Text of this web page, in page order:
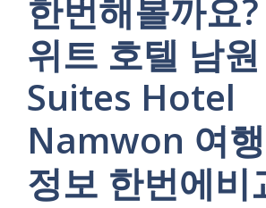
한번해볼까요
위트 호텔 남
Suites Hotel
Namwon 여
정보 한번에비